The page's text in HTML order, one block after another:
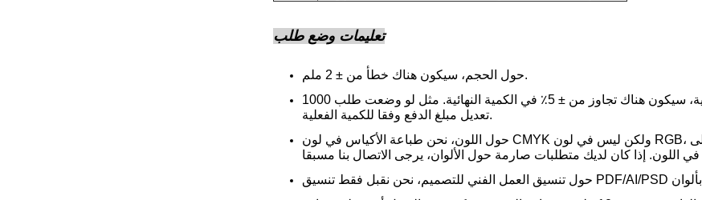
تعليمات وضع طلب
حول الحجم، سيكون هناك خطأ من ± 2 ملم.
عن الكمية، سيكون هناك تجاوز من ± 5٪ في الكمية النهائية. مثل لو وضعت طلب 1000pcs، والكمية النهائية ستكون 950pcs أو 1050pcs.سيتم
تعديل مبلغ الدفع وفقا للكمية الفعلية.
حول اللون، نحن طباعة الأكياس في لون CMYK ولكن ليس في لون RGB، لذلك يرجى عدم مقارنة ألوان المنتجات النهائية مع الصورة على